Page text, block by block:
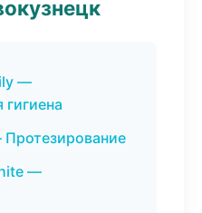
—
—